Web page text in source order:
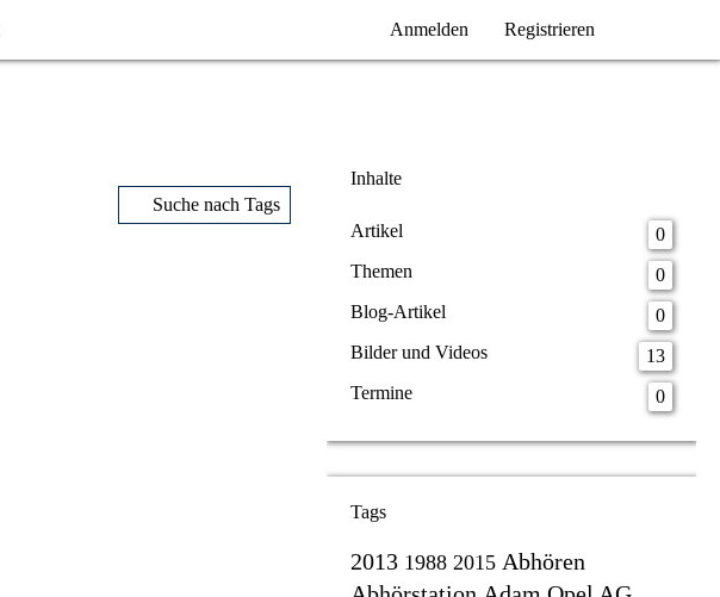
Anmelden Registrieren
Suche nach Tags
Inhalte
Artikel
0
Themen
0
Blog-Artikel
0
Bilder und Videos
13
Termine
0
Tags
2013 1988 2015 Abhören